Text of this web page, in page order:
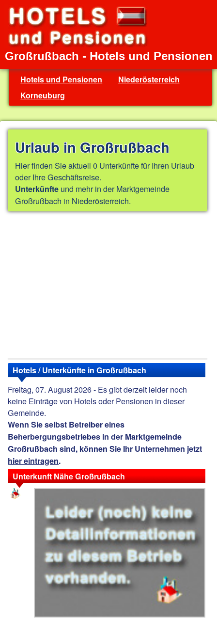
Großrußbach - Hotels und Pensionen
Hotels und Pensionen
Niederösterreich
Korneuburg
Urlaub in Großrußbach
Hier finden Sie aktuell 0 Unterkünfte für Ihren Urlaub
oder Ihre Geschäftsreise.
Unterkünfte und mehr in der Marktgemeinde
Großrußbach in Niederösterreich.
Hotels / Unterkünfte in Großrußbach
Freitag, 07. August 2026 - Es gibt derzeit leider noch
keine Einträge von Hotels oder Pensionen in dieser
Gemeinde.
Wenn Sie selbst Betreiber eines
Beherbergungsbetriebes in der Marktgemeinde
Großrußbach sind, können Sie Ihr Unternehmen jetzt
hier eintragen.
Unterkunft Nähe Großrußbach